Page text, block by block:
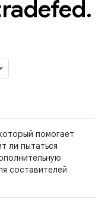
.
помогает
ли пытаться
составителей